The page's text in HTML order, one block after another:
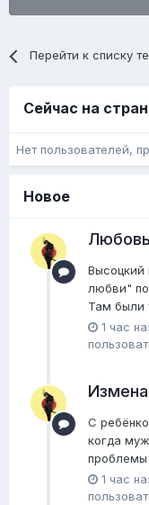
Перейти к списку
Сейчас на
Нет пользователей,
Новое
Любовь
Высоцкий
любви"
Там были
1 час
Измена
С
когда
проблемы
1 час